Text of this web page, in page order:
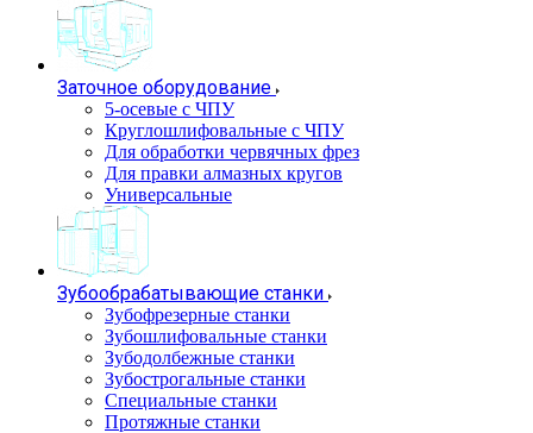
Заточное оборудование
5-осевые с ЧПУ
Круглошлифовальные с ЧПУ
Для обработки червячных фрез
Для правки алмазных кругов
Универсальные
Зубообрабатывающие станки
Зубофрезерные станки
Зубошлифовальные станки
Зубодолбежные станки
Зубострогальные станки
Специальные станки
Протяжные станки